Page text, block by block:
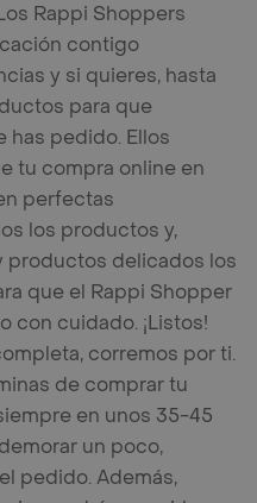
Rappi Shoppers
contigo
y si quieres, hasta
para que
has pedido. Ellos
tu compra online en
perfectas
los productos y,
productos delicados los
que el Rappi Shopper
con cuidado. ¡Listos!
corremos por ti.
de comprar tu
en unos 35-45
un poco,
pedido. Además,